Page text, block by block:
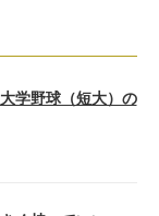
学野球（短大）の